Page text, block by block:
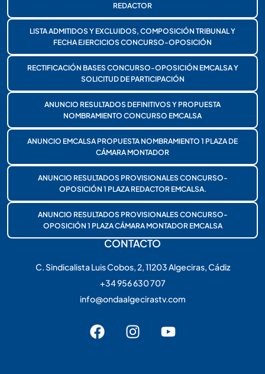
REDACTOR
LISTA ADMITIDOS Y EXCLUIDOS, COMPOSICIÓN TRIBUNAL Y
FECHA EJERCICIOS CONCURSO-OPOSICIÓN
RECTIFICACIÓN BASES CONCURSO-OPOSICIÓN EMCALSA Y
SOLICITUD DE PARTICIPACIÓN
ANUNCIO RESULTADOS DEFINITIVOS Y PROPUESTA
NOMBRAMIENTO CONCURSO EMCALSA
ANUNCIO EMCALSA PROPUESTA NOMBRAMIENTO 1 PLAZA DE
CÁMARA MONTADOR
ANUNCIO RESULTADOS PROVISIONALES CONCURSO-
OPOSICIÓN 1 PLAZA REDACTOR EMCALSA.
ANUNCIO RESULTADOS PROVISIONALES CONCURSO-
OPOSICIÓN 1 PLAZA CÁMARA MONTADOR EMCALSA
CONTACTO
C. Sindicalista Luis Cobos, 2, 11203 Algeciras, Cádiz
+34 956 630 707
info@ondaalgecirastv.com